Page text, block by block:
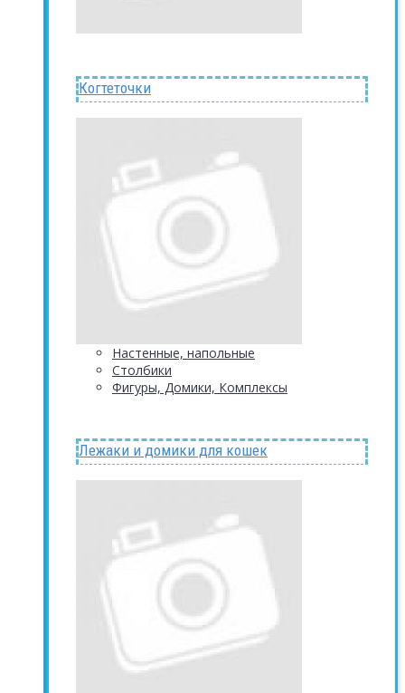
Когтеточки
Настенные, напольные
Столбики
Фигуры, Домики, Комплексы
Лежаки и домики для кошек